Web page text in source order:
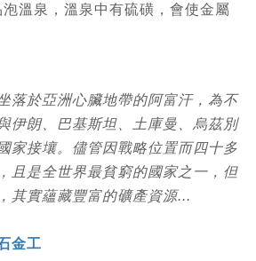
溫泉，溫泉中有硫磺，會使金屬
落於亞洲心臟地帶的阿富汗，為不
伊朗、巴基斯坦、土庫曼、烏茲別
家接壤。儘管因戰略位置而四十多
且是全世界最貧窮的國家之一，但
其實蘊藏豐富的礦產資源...
金工